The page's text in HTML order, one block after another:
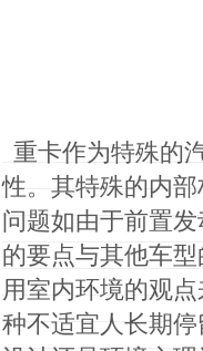
重卡作为特殊的
性。其特殊的内
问题如由于前置
的要点与其他车
用室内环境的观
种不适宜人长期